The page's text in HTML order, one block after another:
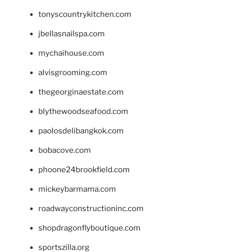
tonyscountrykitchen.com
jbellasnailspa.com
mychaihouse.com
alvisgrooming.com
thegeorginaestate.com
blythewoodseafood.com
paolosdelibangkok.com
bobacove.com
phoone24brookfield.com
mickeybarmama.com
roadwayconstructioninc.com
shopdragonflyboutique.com
sportszilla.org